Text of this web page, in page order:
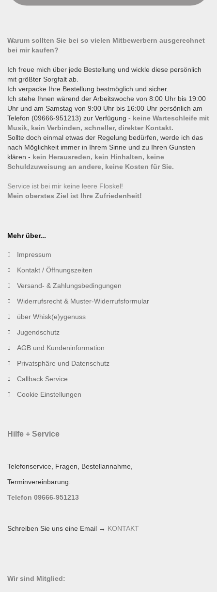
Warum sollten Sie bei so vielen Mitbewerbern ausgerechnet
bei mir kaufen?
Ich freue mich über jede Bestellung und wickle diese persönlich
mit größter Sorgfalt ab.
Ich verpacke Ihre Bestellung bestmöglich und sicher.
Ich stehe Ihnen wärend der Arbeitswoche von 8:00 Uhr bis 19:00
Uhr und am Samstag von 9:00 Uhr bis 16:00 Uhr persönlich am
Telefon (09666-951213) zur Verfügung - keine Warteschleife mit
Musik, kein Verbinden, schneller, direkter Kontakt.
Sollte doch einmal etwas der Regelung bedürfen, werde ich das
nach Möglichkeit immer in Ihrem Sinne und zu Ihren Gunsten
klären - kein Herausreden, kein Hinhalten, keine
Schuldzuweisung an andere, keine Kosten für Sie.
Service ist bei mir keine leere Floskel!
Mein oberstes Ziel ist Ihre Zufriedenheit!
Mehr über...
Impressum
Kontakt / Öffnungszeiten
Versand- & Zahlungsbedingungen
Widerrufsrecht & Muster-Widerrufsformular
über Whisk(e)ygenuss
Jugendschutz
AGB und Kundeninformation
Privatsphäre und Datenschutz
Callback Service
Cookie Einstellungen
Hilfe + Service
Telefonservice, Fragen, Bestellannahme,
Terminvereinbarung:
Telefon 09666-951213
Schreiben Sie uns eine Email → KONTAKT
Wir sind Mitglied: